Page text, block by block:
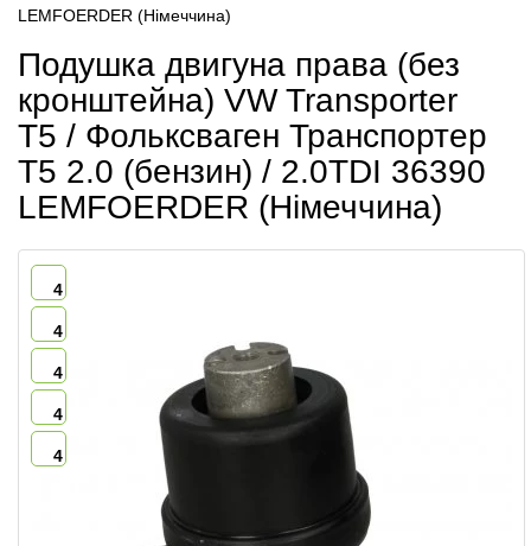
LEMFOERDER (Німеччина)
Подушка двигуна права (без
кронштейна) VW Transporter
T5 / Фольксваген Транспортер
Т5 2.0 (бензин) / 2.0TDI 36390
LEMFOERDER (Німеччина)
4
4
4
4
4